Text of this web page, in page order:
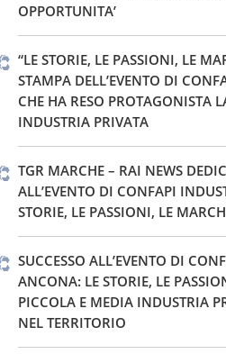
OPPORTUNITA’
“LE STORIE, LE PASSIONI, LE
STAMPA DELL’EVENTO DI
CHE HA RESO PROTAGONISTA
INDUSTRIA PRIVATA
TGR MARCHE – RAI NEWS
ALL’EVENTO DI CONFAPI
STORIE, LE PASSIONI, LE
SUCCESSO ALL’EVENTO DI
ANCONA: LE STORIE, LE
PICCOLA E MEDIA INDUSTRIA
NEL TERRITORIO